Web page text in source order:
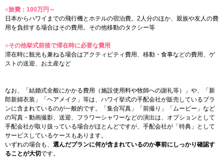
○旅費：100万円～
日本からハワイまでの飛行機とホテルの宿泊費。2人分のほか、親族や友人の費
用を負担する場合はその費用。その他移動のタクシー等
○その他挙式前後で滞在時に必要な費用
滞在時に観光も兼ねる場合はアクティビティ費用、移動・食事などの費用、ゲ
ストの送迎、お土産など
なお、「結婚式全般にかかる費用（施設使用料や牧師への謝礼等）」や、「新
郎新婦衣装」「ヘアメイク」等は、ハワイ挙式の手配会社が販売しているプラ
ンに含まれているのが一般的です。「集合写真」「前撮り」「ムービー」など
の写真・動画撮影、送迎、フラワーシャワーなどの演出は、オプションとして
手配会社が取り扱っている場合がほとんどですが、手配会社が「特典」として
サービスしているケースもあります。
いずれの場合も、 選んだプランに何が含まれているのか事前にしっかり確認す
ることが大切です。